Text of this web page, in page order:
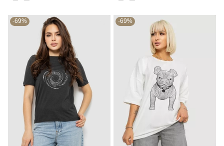
-69% -69%